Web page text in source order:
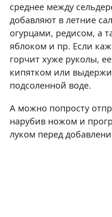
среднее между
добавляют в летние
огурцами, редисом, а
яблоком и пр. Если
горчит хуже руколы,
кипятком или
подсоленной воде.
А можно попросту
нарубив ножом и
луком перед